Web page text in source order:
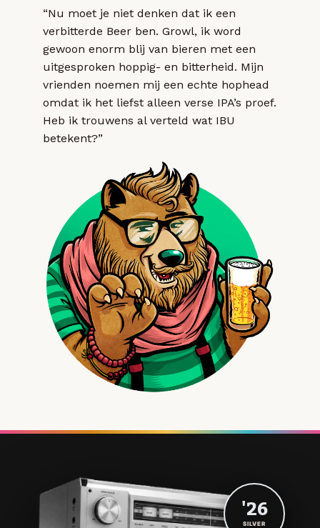
“Nu moet je niet denken dat ik een
verbitterde Beer ben. Growl, ik word
gewoon enorm blij van bieren met een
uitgesproken hoppig- en bitterheid. Mijn
vrienden noemen mij een echte hophead
omdat ik het liefst alleen verse IPA’s proef.
Heb ik trouwens al verteld wat IBU
betekent?”
'26
SILVER